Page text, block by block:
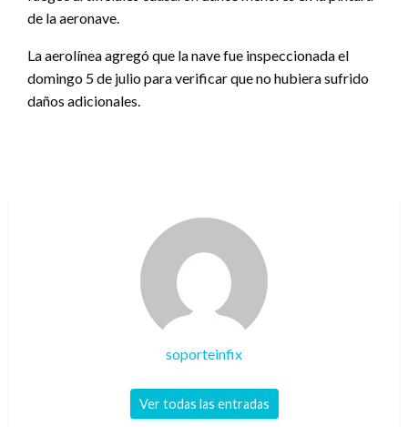
de la aeronave.
La aerolínea agregó que la nave fue inspeccionada el
domingo 5 de julio para verificar que no hubiera sufrido
daños adicionales.
soporteinfix
Ver todas las entradas